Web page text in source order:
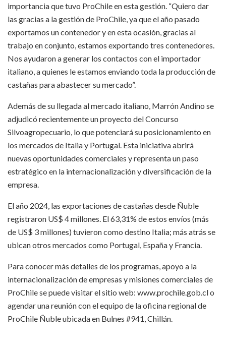
importancia que tuvo ProChile en esta gestión. “Quiero dar
las gracias a la gestión de ProChile, ya que el año pasado
exportamos un contenedor y en esta ocasión, gracias al
trabajo en conjunto, estamos exportando tres contenedores.
Nos ayudaron a generar los contactos con el importador
italiano, a quienes le estamos enviando toda la producción de
castañas para abastecer su mercado”.
Además de su llegada al mercado italiano, Marrón Andino se
adjudicó recientemente un proyecto del Concurso
Silvoagropecuario, lo que potenciará su posicionamiento en
los mercados de Italia y Portugal. Esta iniciativa abrirá
nuevas oportunidades comerciales y representa un paso
estratégico en la internacionalización y diversificación de la
empresa.
El año 2024, las exportaciones de castañas desde Ñuble
registraron US$ 4 millones. El 63,31% de estos envíos (más
de US$ 3 millones) tuvieron como destino Italia; más atrás se
ubican otros mercados como Portugal, España y Francia.
Para conocer más detalles de los programas, apoyo a la
internacionalización de empresas y misiones comerciales de
ProChile se puede visitar el sitio web: www.prochile.gob.cl o
agendar una reunión con el equipo de la oficina regional de
ProChile Ñuble ubicada en Bulnes #941, Chillán.